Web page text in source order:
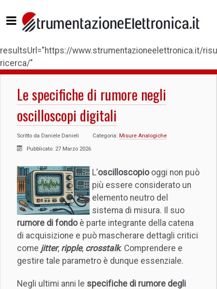
resultsUrl="https://www.strumentazioneelettronica.it/
ricerca/"
Le specifiche di rumore negli
oscilloscopi digitali
Scritto da Daniele Danieli Categoria: Misure Analogiche
Pubblicato: 27 Marzo 2026
L’oscilloscopiooggi non può
più essere considerato un
elemento neutro del
sistema di misura. Il suo
rumore di fondoè parte integrante della catena
di acquisizione e può mascherare dettagli critici
come jitter, ripple, crosstalk. Comprendere e
gestire tale parametro è dunque essenziale.
Negli ultimi anni le specifiche di rumore degli